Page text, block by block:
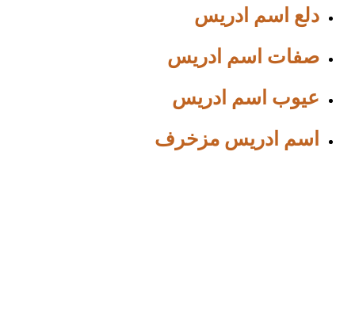
دلع اسم ادريس
صفات اسم ادريس
عيوب اسم ادريس
اسم ادريس مزخرف